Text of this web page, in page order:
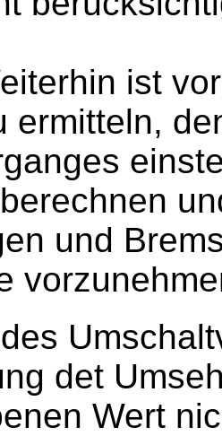
ist
ermitteln,
und
det
Wert